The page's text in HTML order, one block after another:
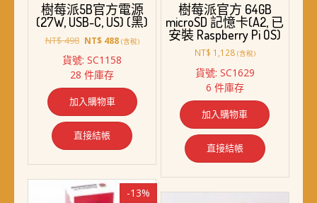
樹莓派5B官方電源
(27W, USB-C, US) (黑)
NT$498 原
價
格：
NT$ 498。
NT$488目
價
NT$ 488。
(含稅)
貨號: SC1158
28 件庫存
加入購物車
直接結帳
樹莓派官方 64GB
microSD 記憶卡(A2, 已
安裝 Raspberry Pi OS)
NT$ 1,128 (含稅)
貨號: SC1629
6 件庫存
加入購物車
直接結帳
-13%